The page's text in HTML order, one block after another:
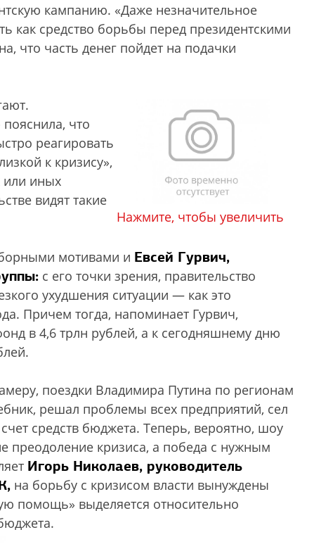
кампанию. «Даже незначительное
как средство борьбы перед президентскими
что часть денег пойдет на подачки
Нажмите, чтобы увеличить
пояснила, что
реагировать
к кризису»,
или иных
видят такие
мотивами и Евсей Гурвич,
с его точки зрения, правительство
ухудшения ситуации — как это
Причем тогда, напоминает Гурвич,
в 4,6 трлн рублей, а к сегодняшнему дню
поездки Владимира Путина по регионам
решал проблемы всех предприятий, сел
средств бюджета. Теперь, вероятно, шоу
преодоление кризиса, а победа с нужным
Игорь Николаев, руководитель
на борьбу с кризисом власти вынуждены
помощь» выделяется относительно